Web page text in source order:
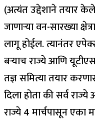
(अत्यंत उद्देशाने तयार
जाणार्‍या वन-सारख्या
लागू होईल. त्यानंतर
बर्‍याच राज्ये आणि
तज्ञ समित्या तयार
दिला होता की सर्व
राज्ये 4 मार्चपासून एका